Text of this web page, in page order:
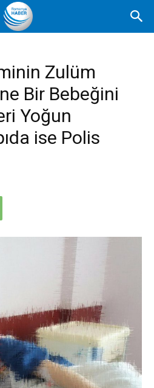
Zulüm
Bir Bebeğini
Yoğun
ise Polis